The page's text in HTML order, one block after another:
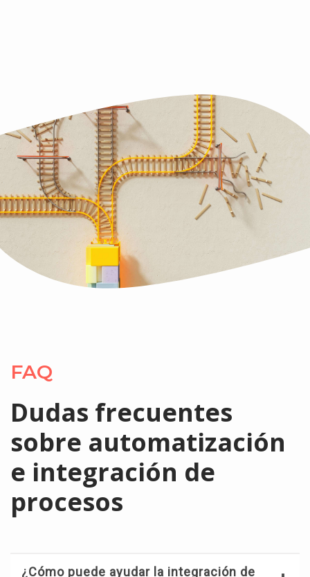
FAQ
Dudas frecuentes
sobre automatización
e integración de
procesos
¿Cómo puede ayudar la integración de